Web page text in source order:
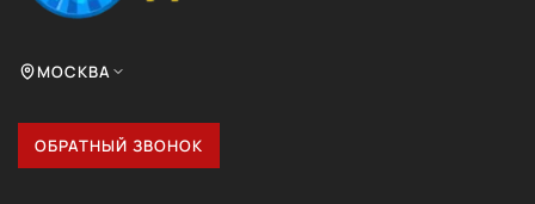
МОСКВА
ОБРАТНЫЙ ЗВОНОК